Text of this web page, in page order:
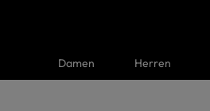
Damen Herren